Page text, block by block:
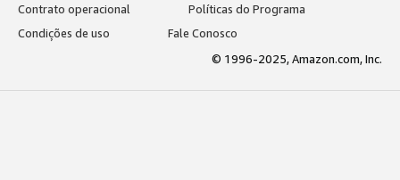
Contrato operacional
Políticas do Programa
Condições de uso
Fale Conosco
© 1996-2025, Amazon.com, Inc.